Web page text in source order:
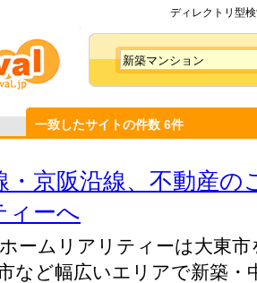
ディレクトリ型
一致したサイトの件数 6件
・京阪沿線、不動産の
ィーへ
ームリアリティーは大東市
など幅広いエリアで新築・